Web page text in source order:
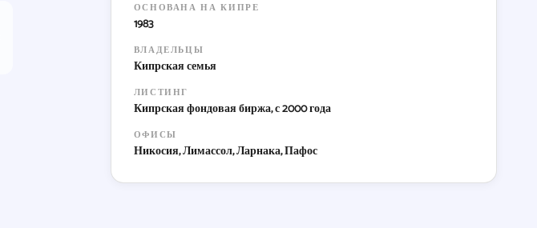
ОСНОВАНА НА КИПРЕ
1983
ВЛАДЕЛЬЦЫ
Кипрская семья
ЛИСТИНГ
Кипрская фондовая биржа, с 2000 года
ОФИСЫ
Никосия, Лимассол, Ларнака, Пафос